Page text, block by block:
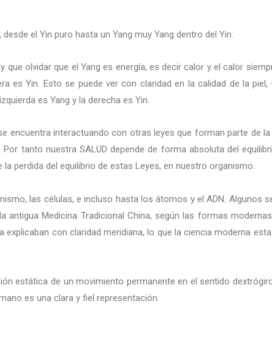
el Yin puro hasta un Yang muy Yang dentro del Yin.
olvidar que el Yang es energía, es decir calor y el calor
es Yin. Esto se puede ver con claridad en la calidad de la
es Yang y la derecha es Yin.
interactuando con otras leyes que forman parte de la
tanto nuestra SALUD depende de forma absoluta del
perdida del equilibrio de estas Leyes, en nuestro organismo.
las células, e incluso hasta los átomos y el ADN. Algunos
Medicina Tradicional China, según las formas
con claridad meridiana, lo que la ciencia moderna
estática de un movimiento permanente en el sentido
es una clara y fiel representación.